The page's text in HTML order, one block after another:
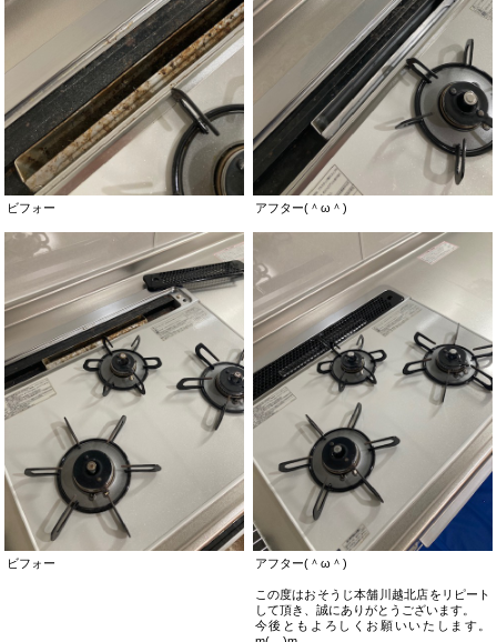
ビフォー アフター(＾ω＾)
ビフォー アフター(＾ω＾)
この度はおそうじ本舗川越北店をリピート
して頂き、誠にありがとうございます。
今後ともよろしくお願いいたします。